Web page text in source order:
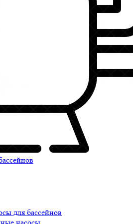
для бассейнов